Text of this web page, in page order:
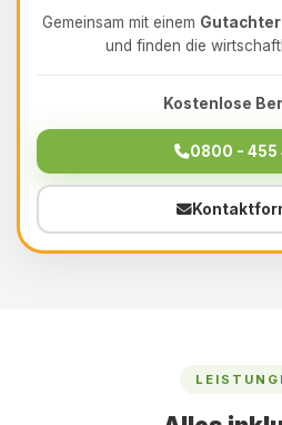
Gemeinsam mit einem Gutachter
und finden die
Kostenlose
0800 - 455